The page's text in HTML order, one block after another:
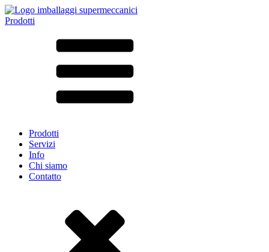
Prodotti
Secondo il materiale
LD-PE
Metallo
Prodotti
Servizi
Info
Chi siamo
Contatto